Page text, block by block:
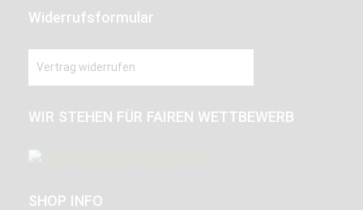
Widerrufsformular
Vertrag widerrufen
WIR STEHEN FÜR FAIREN WETTBEWERB
SHOP INFO